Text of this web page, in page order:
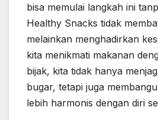
bisa memulai langkah ini
Healthy Snacks tidak
melainkan menghadirkan
kita menikmati makanan
bijak, kita tidak hanya
bugar, tetapi juga
lebih harmonis dengan diri